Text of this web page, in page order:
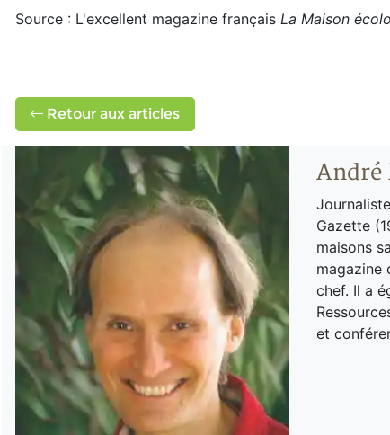
Source : L'excellent magazine français La Maison
Retour aux articles
André
Gazette
maisons
magazine
chef. Il a
et